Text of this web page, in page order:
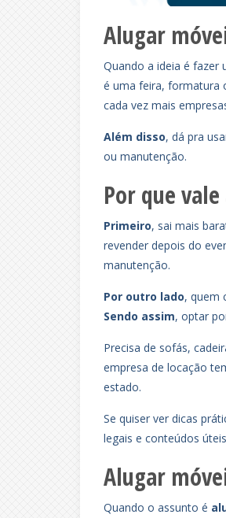
Alugar
Quando a ideia é fazer
é uma feira, formatura
cada vez mais
Além disso, dá pra
ou manutenção.
Por que
Primeiro, sai mais
revender depois do
manutenção.
Por outro lado, quem
Sendo assim, optar
Precisa de sofás,
empresa de locação
estado.
Se quiser ver dicas
legais e conteúdos
Alugar
Quando o assunto é